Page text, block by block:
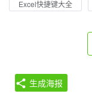
Excel快捷键大全
生成海报